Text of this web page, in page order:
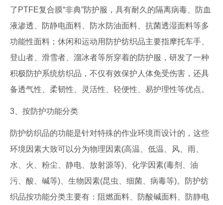
了PTFE复合膜“非典”防护服，具有耐久的隔离病毒、防血
液渗透、防静电面料、防水防油面料、抗菌透湿面料等多
功能性面料；休闲和运动用防护纺织品主要指摩托车手、
登山者、滑雪者、溜冰者等所穿着的防护服，研发了一种
积极防护系统纺织品，不仅有效保护人体免受伤害，还具
备透气性、柔韧性、灵活性、轻便性、易护理性等优点。
3、按防护功能分类
防护纺织品的功能是针对特殊的作业环境而设计的，这些
环境因素大致可以分为物理因素(高温、低温、风、雨、
水、火、粉尘、静电、放射源等)、化学因素(毒剂、油
污、酸、碱等)、生物因素(昆虫、细菌、病毒等)。防护纺
织品按功能分类主要有：阻燃面料、防酸碱面料、防静电